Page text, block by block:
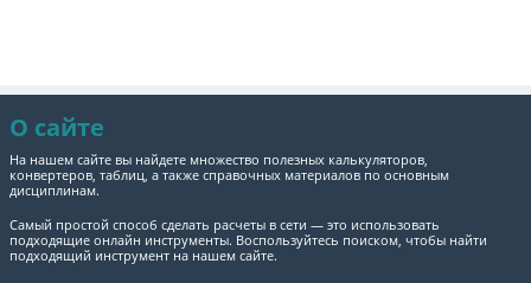
О сайте
На нашем сайте вы найдете множество полезных калькуляторов,
конвертеров, таблиц, а также справочных материалов по основным
дисциплинам.
Самый простой способ сделать расчеты в сети — это использовать
подходящие онлайн инструменты. Воспользуйтесь поиском, чтобы найти
подходящий инструмент на нашем сайте.